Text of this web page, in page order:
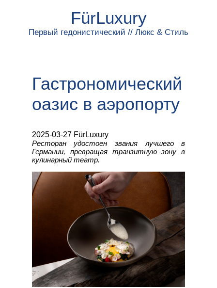
FürLuxury
Первый гедонистический // Люкс & Стиль
Гастрономический
оазис в аэропорту
2025-03-27 FürLuxury
Ресторан удостоен звания лучшего в
Германии, превращая транзитную зону в
кулинарный театр.